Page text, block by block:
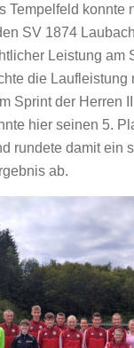
Tempelfeld konnte
SV 1874
Leistung am
die Laufleistung
Sprint der Herren
hier seinen 5.
rundete damit ein
ab.